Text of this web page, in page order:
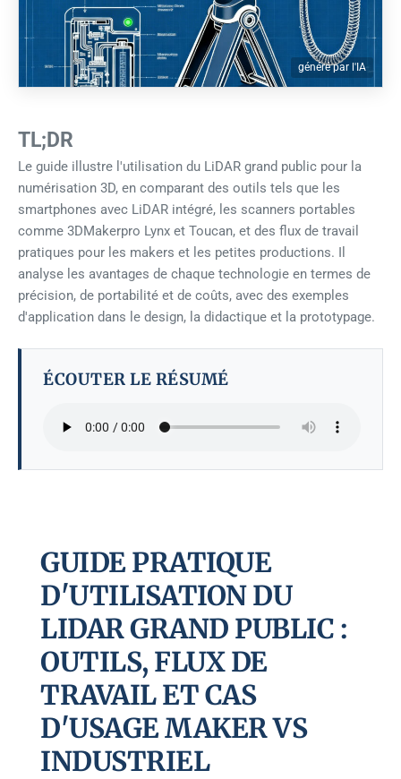
généré par l'IA
TL;DR
Le guide illustre l'utilisation du LiDAR grand public pour la
numérisation 3D, en comparant des outils tels que les
smartphones avec LiDAR intégré, les scanners portables
comme 3DMakerpro Lynx et Toucan, et des flux de travail
pratiques pour les makers et les petites productions. Il
analyse les avantages de chaque technologie en termes de
précision, de portabilité et de coûts, avec des exemples
d'application dans le design, la didactique et la prototypage.
ÉCOUTER LE RÉSUMÉ
GUIDE PRATIQUE
D'UTILISATION DU
LIDAR GRAND PUBLIC :
OUTILS, FLUX DE
TRAVAIL ET CAS
D'USAGE MAKER VS
INDUSTRIEL